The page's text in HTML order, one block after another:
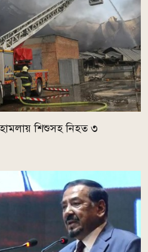
হামলায় শিশুসহ নিহত ৩